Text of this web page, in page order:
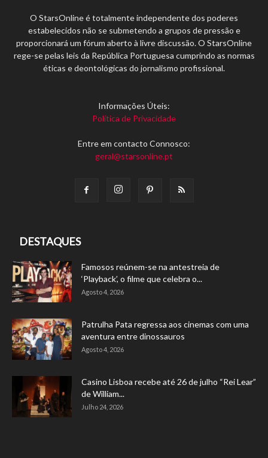
O StarsOnline é totalmente independente dos poderes
estabelecidos não se submetendo a grupos de pressão e
proporcionará um fórum aberto à livre discussão. O StarsOnline
rege-se pelas leis da República Portuguesa cumprindo as normas
éticas e deontológicas do jornalismo profissional.
Informações Úteis:
Política de Privacidade
Entre em contacto Connosco:
geral@starsonline.pt
DESTAQUES
Famosos reúnem-se na antestreia de
‘Playback’, o filme que celebra o...
Agosto 4, 2026
Patrulha Pata regressa aos cinemas com uma
aventura entre dinossauros
Agosto 4, 2026
Casino Lisboa recebe até 26 de julho “Rei Lear”
de William...
Julho 24, 2026